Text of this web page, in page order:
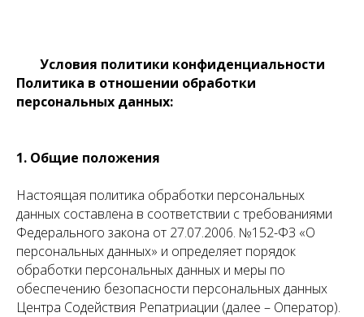
Условия политики конфиденциальности
Политика в отношении обработки
персональных данных:
1. Общие положения
Настоящая политика обработки персональных
данных составлена в соответствии с требованиями
Федерального закона от 27.07.2006. №152-ФЗ «О
персональных данных» и определяет порядок
обработки персональных данных и меры по
обеспечению безопасности персональных данных
Центра Содействия Репатриации (далее – Оператор).